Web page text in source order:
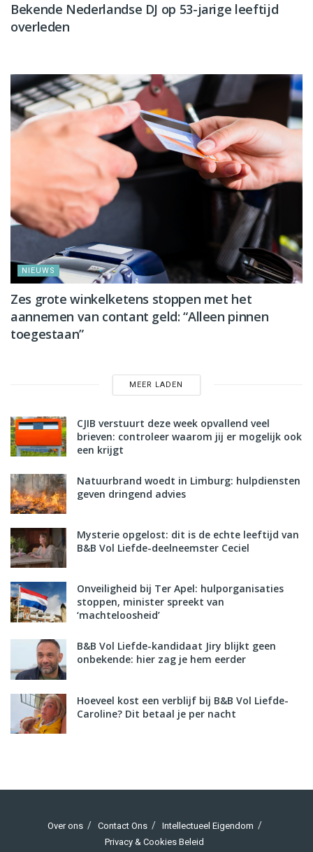
Bekende Nederlandse DJ op 53-jarige leeftijd
overleden
NIEUWS
Zes grote winkelketens stoppen met het
aannemen van contant geld: “Alleen pinnen
toegestaan”
MEER LADEN
CJIB verstuurt deze week opvallend veel
brieven: controleer waarom jij er mogelijk ook
een krijgt
Natuurbrand woedt in Limburg: hulpdiensten
geven dringend advies
Mysterie opgelost: dit is de echte leeftijd van
B&B Vol Liefde-deelneemster Ceciel
Onveiligheid bij Ter Apel: hulporganisaties
stoppen, minister spreekt van
‘machteloosheid’
B&B Vol Liefde-kandidaat Jiry blijkt geen
onbekende: hier zag je hem eerder
Hoeveel kost een verblijf bij B&B Vol Liefde-
Caroline? Dit betaal je per nacht
Over ons Contact Ons
Intellectueel Eigendom
Privacy & Cookies Beleid